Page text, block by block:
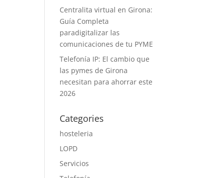
Centralita virtual en Girona:
Guía Completa
paradigitalizar las
comunicaciones de tu PYME
Telefonía IP: El cambio que
las pymes de Girona
necesitan para ahorrar este
2026
Categories
hosteleria
LOPD
Servicios